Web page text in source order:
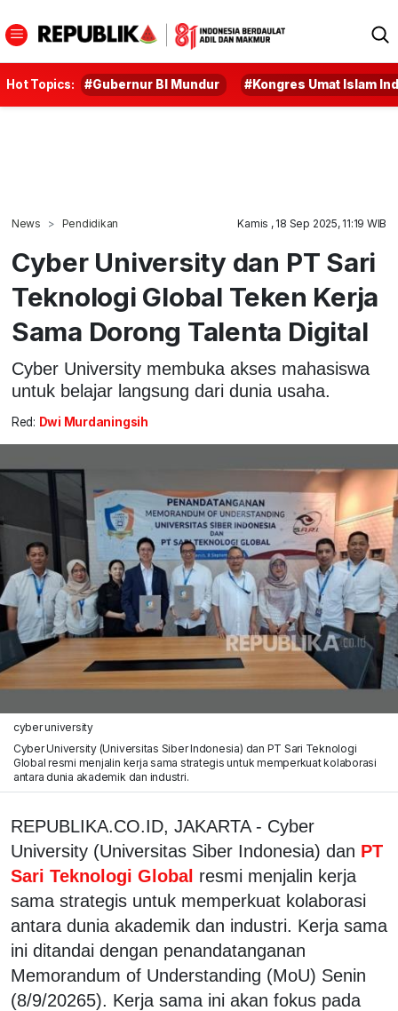
Hot Topics: #Gubernur BI Mundur #Kongres Umat Islam
News Pendidikan Kamis , 18 Sep 2025, 11:19 WIB
Cyber University dan PT Sari
Teknologi Global Teken Kerja
Sama Dorong Talenta Digital
Cyber University membuka akses mahasiswa
untuk belajar langsung dari dunia usaha.
Red: Dwi Murdaningsih
cyber university
Cyber University (Universitas Siber Indonesia) dan PT Sari Teknologi
Global resmi menjalin kerja sama strategis untuk memperkuat kolaborasi
antara dunia akademik dan industri.
REPUBLIKA.CO.ID, JAKARTA - Cyber
University (Universitas Siber Indonesia) dan PT
Sari Teknologi Global resmi menjalin kerja
sama strategis untuk memperkuat kolaborasi
antara dunia akademik dan industri. Kerja sama
ini ditandai dengan penandatanganan
Memorandum of Understanding (MoU) Senin
(8/9/20265). Kerja sama ini akan fokus pada